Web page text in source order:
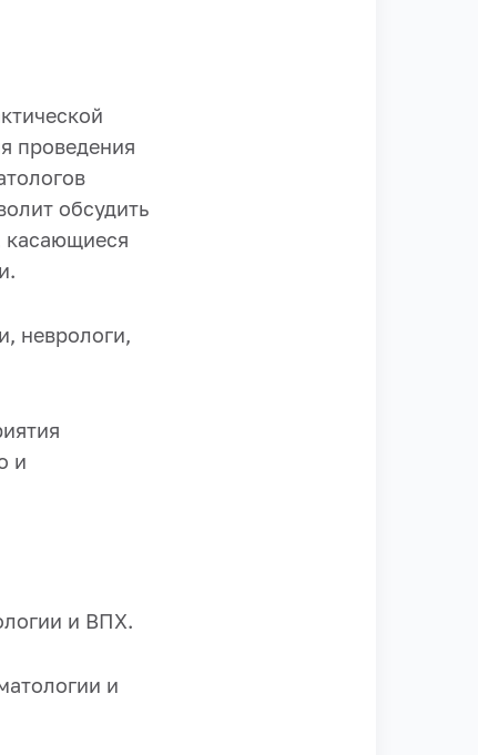
проведения
обсудить
касающиеся
неврологи,
и
и ВПХ.
и